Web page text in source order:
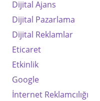
Dijital Ajans
Dijital Pazarlama
Dijital Reklamlar
Eticaret
Etkinlik
Google
İnternet Reklamcılığı